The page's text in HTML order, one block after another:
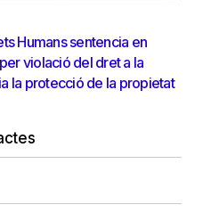
Humans sentencia en
violació del dret a la
la protecció de la propietat